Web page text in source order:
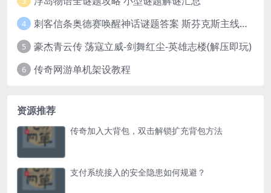
4 刺客信条奥德赛唤醒神话谜题答案 斯芬克斯主线攻略
5 豪杰青云传 荡寇立威-剑舞红尘-英雄志楼(解压即玩)
6 传奇网游单机架设教程
资源推荐
传奇加入大背包，双击解锁扩充背包方法
支付系统接入的安全隐患如何规避？